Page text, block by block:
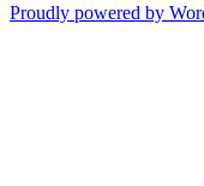
Proudly powered by